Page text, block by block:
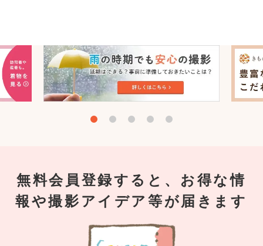
無料会員登録すると、お得な情
報や撮影アイデア等が届きます